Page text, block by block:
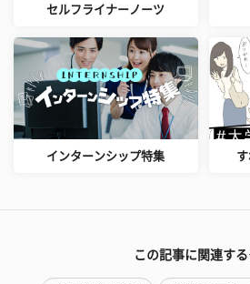
セルフライナーノーツ
インターンシップ特集
この記事に関連す